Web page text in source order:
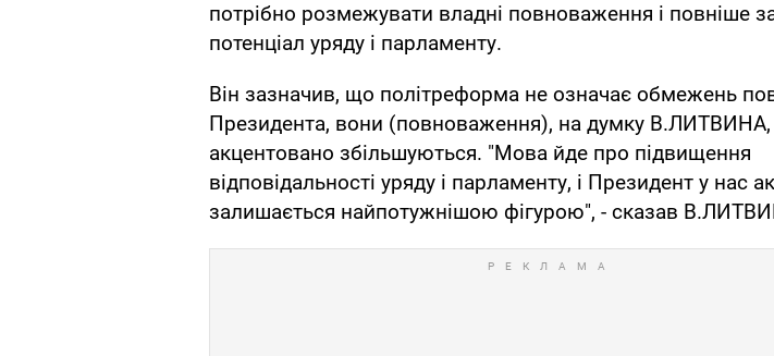
потрібно розмежувати владні повноваження і повніше
потенціал уряду і парламенту.
Він зазначив, що політреформа не означає обмежень
Президента, вони (повноваження), на думку В.ЛИТВИНА,
акцентовано збільшуються. "Мова йде про підвищення
відповідальності уряду і парламенту, і Президент у нас
залишається найпотужнішою фігурою", - сказав